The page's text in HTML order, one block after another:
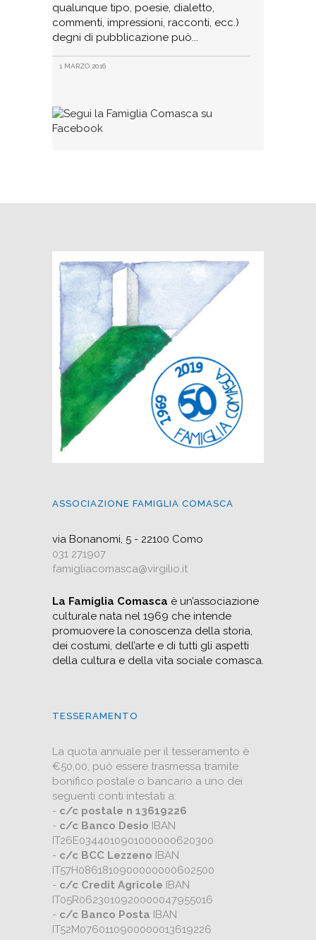
qualunque tipo, poesie, dialetto,
commenti, impressioni, racconti, ecc.)
degni di pubblicazione può
1 MARZO 2016
ASSOCIAZIONE FAMIGLIA COMASCA
via Bonanomi, 5 - 22100 Como
031 271907
famigliacomasca@virgilio.it
La Famiglia Comasca è un’associazione
culturale nata nel 1969 che intende
promuovere la conoscenza della storia,
dei costumi, dell’arte e di tutti gli aspetti
della cultura e della vita sociale comasca.
TESSERAMENTO
La quota annuale per il tesseramento è
€50,00, può essere trasmessa tramite
bonifico postale o bancario a uno dei
seguenti conti intestati a:
- c/c postale n 13619226
- c/c Banco Desio IBAN
IT26E0344010901000000620300
- c/c BCC Lezzeno IBAN
IT57H0861810900000000602500
- c/c Credit Agricole IBAN
IT05R0623010920000047955016
- c/c Banco Posta IBAN
IT52M0760110900000013619226